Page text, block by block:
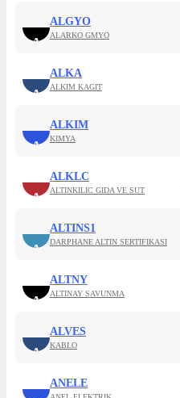
A
ALGYO
ALARKO GMYO
A
ALKA
ALKIM KAGIT
A
ALKIM
KIMYA
A
ALKLC
ALTINKILIC GIDA VE SUT
A
ALTINS1
DARPHANE ALTIN SERTIFIKASI
A
ALTNY
ALTINAY SAVUNMA
A
ALVES
KABLO
ANELE